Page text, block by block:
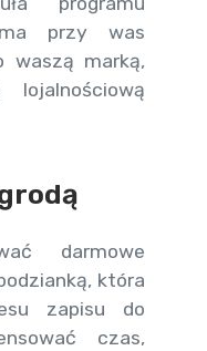
przy was
waszą marką,
darmowe
która
zapisu do
czas,